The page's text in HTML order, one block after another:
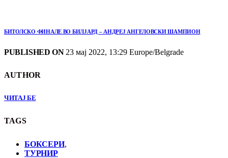
БИТОЛСКО ФИНАЛЕ ВО БИЛЈАРД – АНДРЕЈ АНГЕЛОВСКИ ШАМПИОН
PUBLISHED ON23 мај 2022, 13:29 Europe/Belgrade
AUTHOR
ЧИТАЈ БЕ
TAGS
БОКСЕРИ,
ТУРНИР